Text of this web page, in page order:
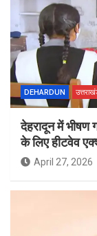
DEHARDUN
देहरादून में
के लिए हीटवेव
April 27, 2026